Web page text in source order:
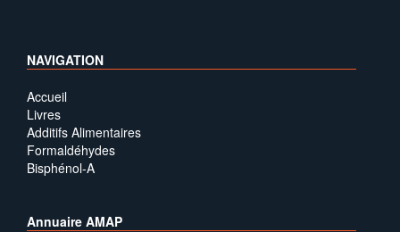
NAVIGATION
Accueil
Livres
Additifs Alimentaires
Formaldéhydes
Bisphénol-A
Annuaire AMAP